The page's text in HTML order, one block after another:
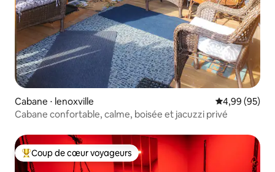
Cabane ⋅ lenoxville Évaluation
4,99 (95)
Cabane confortable, calme, boisée et jacuzzi privé
Coups de cœur voyageurs les plus appréciés
Coup de cœur voyageurs